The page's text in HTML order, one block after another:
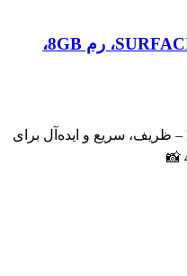
لپ تاپ استوک SURFACE LAPTOP 4، رم 8GB،
57,300,000 تومان
است.
💻 لپتاپ Microsoft Surface Laptop 4 – ظریف، سریع و ایده‌آل برای